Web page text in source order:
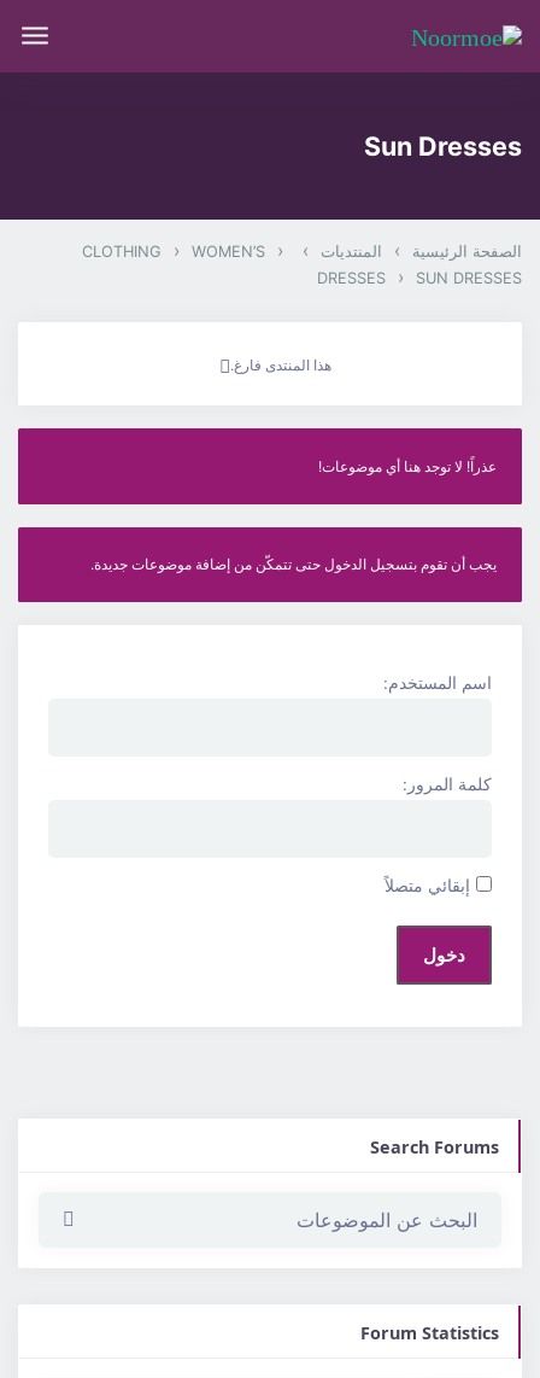
Sun Dresses
الصفحة الرئيسية › المنتديات ›
CLOTHING › WOMEN’S ›
DRESSES › SUN DRESSES
هذا المنتدى فارغ.
عذراً! لا توجد هنا أي موضوعات!
يجب أن تقوم بتسجيل الدخول حتى تتمكّن من إضافة موضوعات جديدة.
اسم المستخدم:
كلمة المرور:
إبقائي متصلاً
دخول
Search Forums
Forum Statistics